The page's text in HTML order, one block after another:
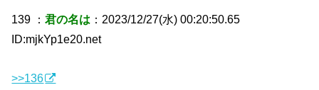
139 ：君の名は ：2023/12/27(水) 00:20:50.65
ID:mjkYp1e20.net
>>136